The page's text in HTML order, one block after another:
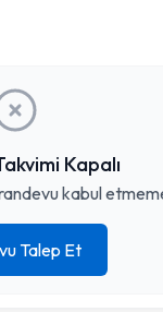
Kapalı
kabul
Talep Et